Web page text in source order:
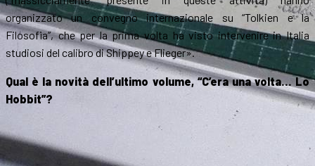
organizzato un convegno internazionale su “Tolkien e la
Filosofia”, che per la prima volta ha visto intervenire in Italia
studiosi del calibro di Shippey e Flieger».
Qual è la novità dell’ultimo volume, “C’era una volta… Lo
Hobbit”?